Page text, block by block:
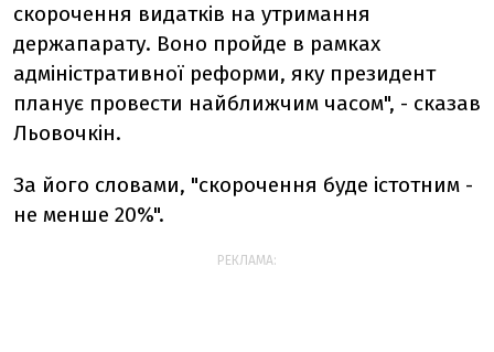
скорочення видатків на утримання
держапарату. Воно пройде в рамках
адміністративної реформи, яку президент
планує провести найближчим часом", - сказав
Льовочкін.
За його словами, "скорочення буде істотним -
не менше 20%".
РЕКЛАМА: